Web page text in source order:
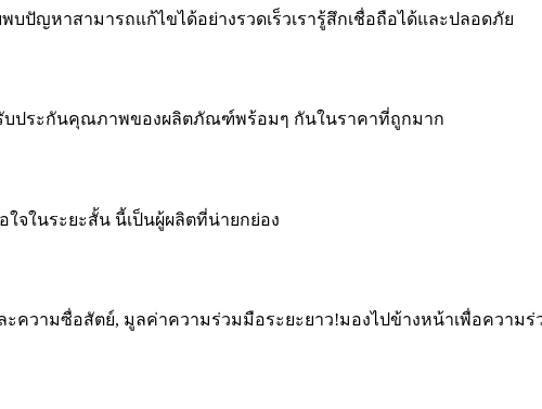
ปัญหาสามารถแก้ไขได้อย่างรวดเร็วเรารู้สึกเชื่อถือได้และปลอดภัย
รับประกันคุณภาพของผลิตภัณฑ์พร้อมๆ กันในราคาที่ถูกมาก
จในระยะสั้น นี้เป็นผู้ผลิตที่น่ายกย่อง
ความซื่อสัตย์, มูลค่าความร่วมมือระยะยาว!มองไปข้างหน้าเพื่อความ